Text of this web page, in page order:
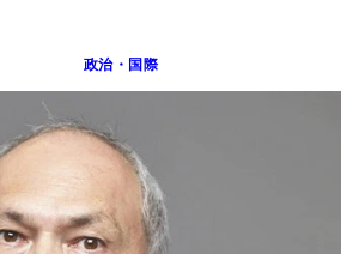
政治・国際